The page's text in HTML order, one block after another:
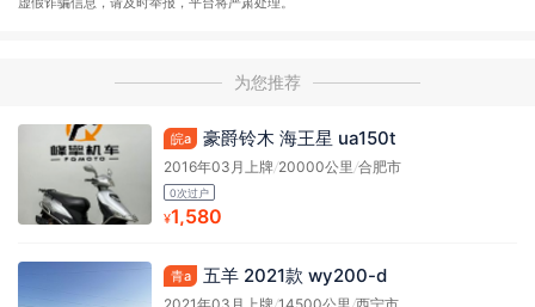
为您推荐
皖a 豪爵铃木 海王星 ua150t
2016年03月上牌/20000公里/合肥市
0次过户
¥1,580
青a 五羊 2021款 wy200-d